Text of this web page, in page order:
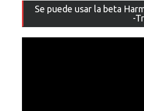
Se puede usar la beta
-